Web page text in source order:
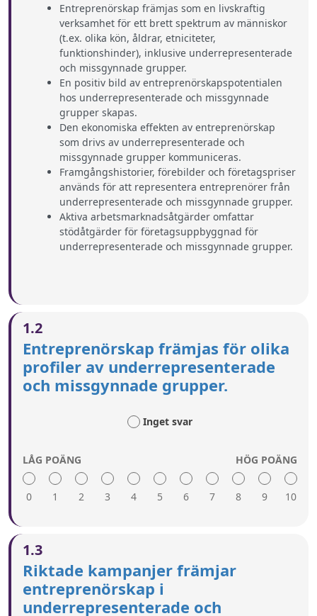
Entreprenörskap främjas som en livskraftig
verksamhet för ett brett spektrum av människor
(t.ex. olika kön, åldrar, etniciteter,
funktionshinder), inklusive underrepresenterade
och missgynnade grupper.
En positiv bild av entreprenörskapspotentialen
hos underrepresenterade och missgynnade
grupper skapas.
Den ekonomiska effekten av entreprenörskap
som drivs av underrepresenterade och
missgynnade grupper kommuniceras.
Framgångshistorier, förebilder och företagspriser
används för att representera entreprenörer från
underrepresenterade och missgynnade grupper.
Aktiva arbetsmarknadsåtgärder omfattar
stödåtgärder för företagsuppbyggnad för
underrepresenterade och missgynnade grupper.
1.2
Entreprenörskap främjas för olika
profiler av underrepresenterade
och missgynnade grupper.
Inget svar
LÅG POÄNG
0 1 2 3 4 5 6 7 8 9
HÖG POÄNG
10
företagspriser används för att inspirera
människor från underrepresenterade och
missgynnade grupper.
1.3
Riktade kampanjer främjar
entreprenörskap i
underrepresenterade och